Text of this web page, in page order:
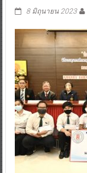
8 มิถุนายน 2023